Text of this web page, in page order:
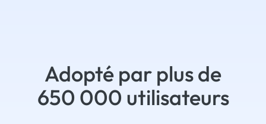
Adopté par plus de
650 000 utilisateurs